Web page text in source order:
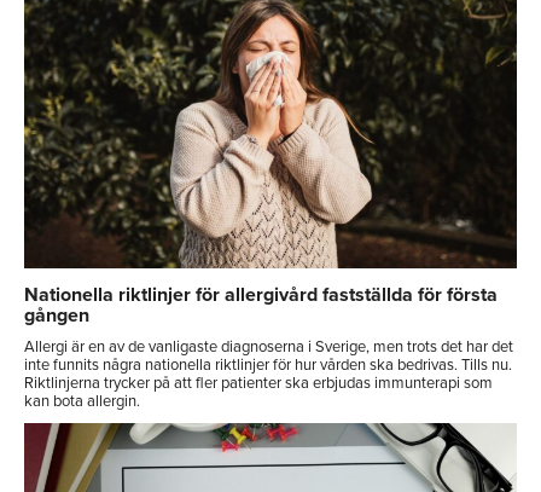
Nationella riktlinjer för allergivård fastställda för första
gången
Allergi är en av de vanligaste diagnoserna i Sverige, men trots det har det
inte funnits några nationella riktlinjer för hur vården ska bedrivas. Tills nu.
Riktlinjerna trycker på att fler patienter ska erbjudas immunterapi som
kan bota allergin.